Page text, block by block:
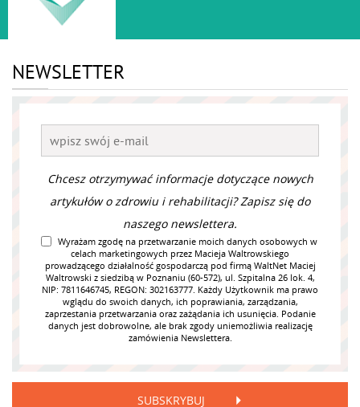
NEWSLETTER
Chcesz otrzymywać informacje dotyczące nowych
artykułów o zdrowiu i rehabilitacji? Zapisz się do
naszego newslettera.
Wyrażam zgodę na przetwarzanie moich danych osobowych w
celach marketingowych przez Macieja Waltrowskiego
prowadzącego działalność gospodarczą pod firmą WaltNet Maciej
Waltrowski z siedzibą w Poznaniu (60-572), ul. Szpitalna 26 lok. 4,
NIP: 7811646745, REGON: 302163777. Każdy Użytkownik ma prawo
wglądu do swoich danych, ich poprawiania, zarządzania,
zaprzestania przetwarzania oraz zażądania ich usunięcia. Podanie
danych jest dobrowolne, ale brak zgody uniemożliwia realizację
zamówienia Newslettera.
SUBSKRYBUJ